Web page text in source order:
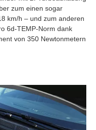
zum einen sogar
km/h – und zum anderen
6d-TEMP-Norm dank
von 350 Newtonmetern